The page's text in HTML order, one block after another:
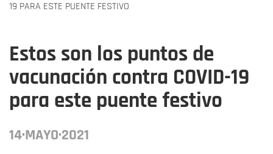
19 PARA ESTE PUENTE FESTIVO
Estos son los puntos de
vacunación contra COVID-19
para este puente festivo
14·MAYO·2021